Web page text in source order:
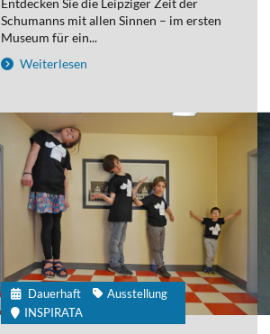
Entdecken Sie die Leipziger Zeit der
Schumanns mit allen Sinnen – im ersten
Museum für ein...
Weiterlesen
Dauerhaft
Ausstellung
INSPIRATA